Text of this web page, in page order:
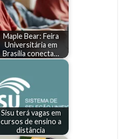
Maple Bear: Feira
Universitária em
Brasília conecta…
Sisu terá vagas em
cursos de ensino a
distância